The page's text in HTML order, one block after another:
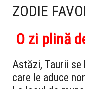
ZODIE
O zi plină
Astăzi, Taurii se
care le aduce